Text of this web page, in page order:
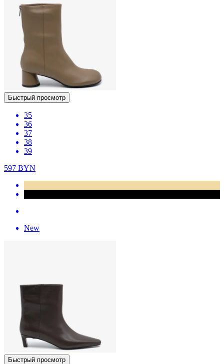
Быстрый просмотр
35
36
37
38
39
597 BYN
New
Быстрый просмотр